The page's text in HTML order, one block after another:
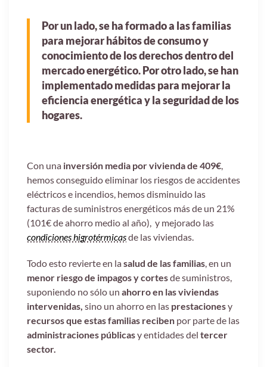
Por un lado, se ha formado a las familias
para mejorar hábitos de consumo y
conocimiento de los derechos dentro del
mercado energético. Por otro lado, se han
implementado medidas para mejorar la
eficiencia energética y la seguridad de los
hogares.
Con una inversión media por vivienda de 409€,
hemos conseguido eliminar los riesgos de accidentes
eléctricos e incendios, hemos disminuido las
facturas de suministros energéticos más de un 21%
(101€ de ahorro medio al año), y mejorado las
condiciones higrotérmicasde las viviendas.
Todo esto revierte en lasalud de las familias, en un
menor riesgo de impagos y cortesde suministros,
suponiendo no sólo un ahorro en las viviendas
intervenidas, sino un ahorro en las prestacionesy
recursosque estas familias reciben por parte de las
administraciones públicasy entidades del tercer
sector.